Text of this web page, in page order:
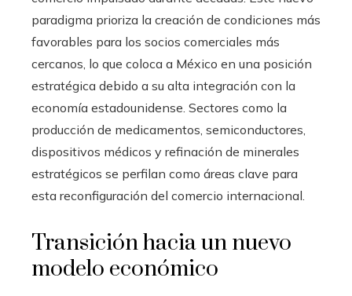
paradigma prioriza la creación de condiciones más
favorables para los socios comerciales más
cercanos, lo que coloca a México en una posición
estratégica debido a su alta integración con la
economía estadounidense. Sectores como la
producción de medicamentos, semiconductores,
dispositivos médicos y refinación de minerales
estratégicos se perfilan como áreas clave para
esta reconfiguración del comercio internacional.
Transición hacia un nuevo
modelo económico